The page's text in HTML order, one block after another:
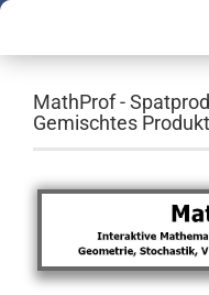
MathProf -
Gemischtes